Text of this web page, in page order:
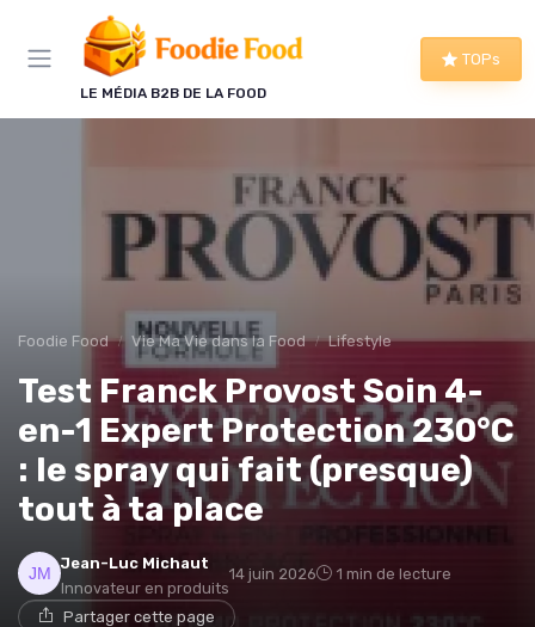
LE MÉDIA B2B DE LA FOOD
TOPs
Foodie Food Vie Ma Vie dans la Food Lifestyle
Test Franck Provost Soin 4-
en-1 Expert Protection 230°C
: le spray qui fait (presque)
tout à ta place
Jean-Luc Michaut
Innovateur en produits
14 juin 2026 1 min de lecture
Partager cette page
Panneau de gestion des cookies